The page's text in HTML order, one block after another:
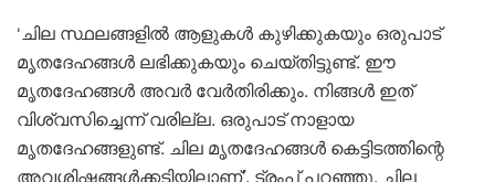
‘ചില സ്ഥലങ്ങളിൽ ആളുകൾ കുഴിക്കുകയും ഒരുപാട്
മൃതദേഹങ്ങൾ ലഭിക്കുകയും ചെയ്തിട്ടുണ്ട്. ഈ
മൃതദേഹങ്ങൾ അവർ വേർതിരിക്കും. നിങ്ങൾ ഇത്
വിശ്വസിച്ചെന്ന് വരില്ല. ഒരുപാട് നാളായ
മൃതദേഹങ്ങളുണ്ട്. ചില മൃതദേഹങ്ങൾ കെട്ടിടത്തിന്റെ
അവശിഷ്ടങ്ങൾക്കടിയിലാണ്’, ട്രംപ് പറഞ്ഞു. ചില